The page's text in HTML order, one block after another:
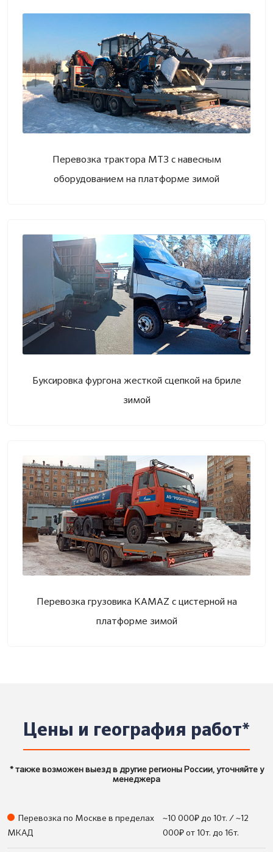
Перевозка трактора МТЗ с навесным
оборудованием на платформе зимой
Буксировка фургона жесткой сцепкой на бриле
зимой
Перевозка грузовика KAMAZ с цистерной на
платформе зимой
Цены и география работ*
* также возможен выезд в другие регионы России, уточняйте у
менеджера
Перевозка по Москве в пределах
МКАД
~10 000₽ до 10т. / ~12
000₽ от 10т. до 16т.